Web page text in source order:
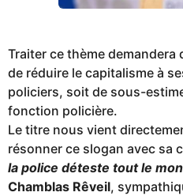
Traiter ce thème demandera
de réduire le capitalisme à
policiers, soit de sous-
fonction policière.
Le titre nous vient
résonner ce slogan avec sa
la police déteste tout le
Chamblas Rêveil,